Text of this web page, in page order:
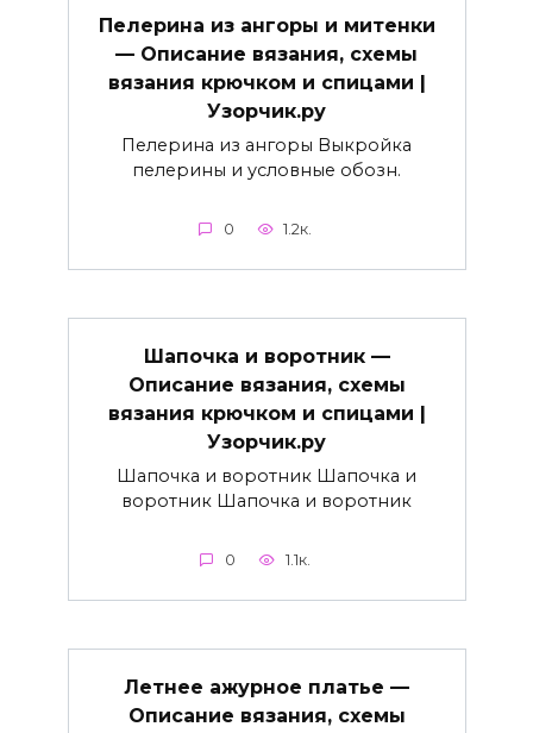
Пелерина из ангоры и митенки
— Описание вязания, схемы
вязания крючком и спицами |
Узорчик.ру
Пелерина из ангоры Выкройка
пелерины и условные обозн.
0 1.2к.
Шапочка и воротник —
Описание вязания, схемы
вязания крючком и спицами |
Узорчик.ру
Шапочка и воротник Шапочка и
воротник Шапочка и воротник
0 1.1к.
Летнее ажурное платье —
Описание вязания, схемы